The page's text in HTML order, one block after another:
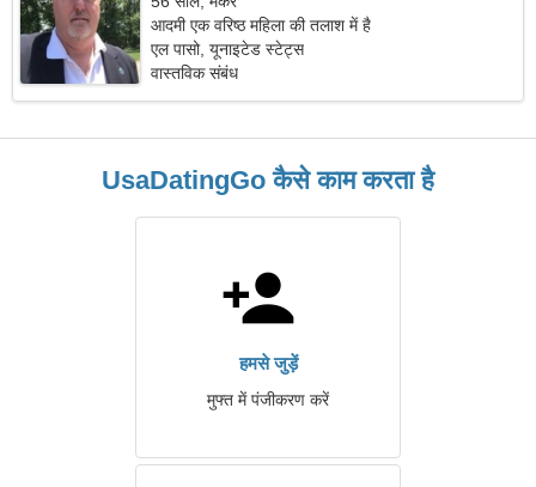
आदमी एक वरिष्ठ महिला की तलाश में है
एल पासो, यूनाइटेड स्टेट्स
वास्तविक संबंध
UsaDatingGo कैसे काम करता है
हमसे जुड़ें
मुफ्त में पंजीकरण करें